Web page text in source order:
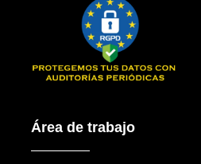
Área de trabajo